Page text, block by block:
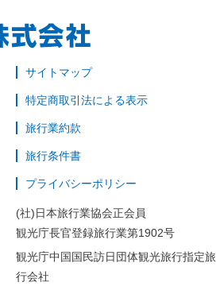
サイトマップ
特定商取引法による表示
旅行業約款
旅行条件書
プライバシーポリシー
(社)日本旅行業協会正会員
観光庁長官登録旅行業第1902号
観光庁中国国民訪日団体観光旅行指定旅
行会社